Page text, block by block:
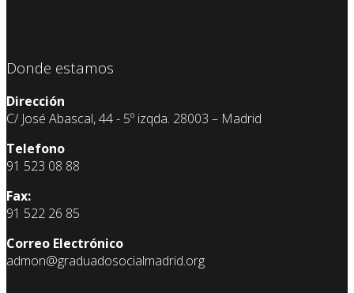
Donde estamos
Dirección
C/ José Abascal, 44 - 5º izqda. 28003 – Madrid
Telefono
91 523 08 88
Fax:
91 522 26 85
Correo Electrónico
admon@graduadosocialmadrid.org